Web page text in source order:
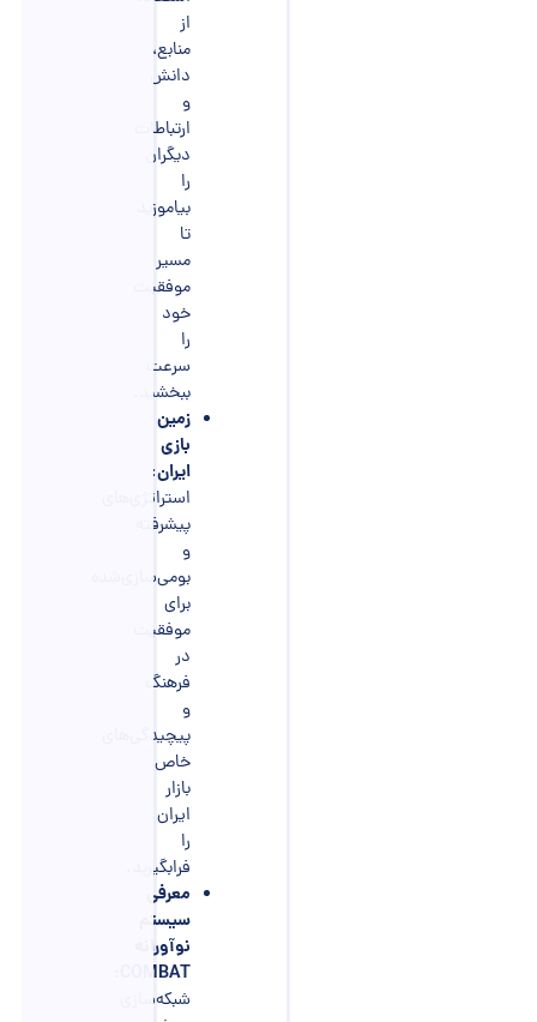
از
منابع،
دانش
و
ارتباطات
دیگران
را
بیاموزید
تا
مسیر
موفقیت
خود
را
سرعت
ببخشید.
زمین
بازی
ایران:
استراتژی‌های
پیشرفته
و
بومی‌سازی‌شده
برای
موفقیت
در
فرهنگ
و
پیچیدگی‌های
خاص
بازار
ایران
را
فرابگیرید.
معرفی
سیستم
نوآورانه
COMBAT:
شبکه‌سازی